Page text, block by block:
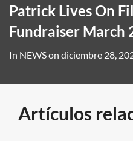
Patrick Lives On
Fundraiser March
In NEWSon diciembre 28,
Artículos